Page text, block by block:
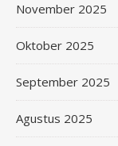
November 2025
Oktober 2025
September 2025
Agustus 2025